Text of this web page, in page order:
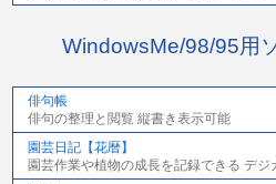
WindowsMe/98/95用
俳句帳
俳句の整理と閲覧 縦書き表示可能
園芸日記【花暦】
園芸作業や植物の成長を記録できる デジ